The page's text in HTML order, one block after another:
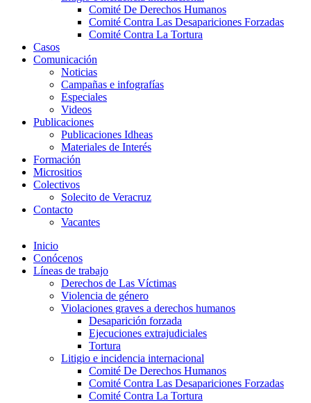
Comité De Derechos Humanos​
Comité Contra Las Desapariciones Forzadas
Comité Contra La Tortura​
Casos
Comunicación
Noticias
Campañas e infografías
Especiales
Videos
Publicaciones
Publicaciones Idheas
Materiales de Interés
Formación
Micrositios
Colectivos
Solecito de Veracruz
Contacto
Vacantes
Inicio
Conócenos
Líneas de trabajo
Derechos de Las Víctimas
Violencia de género
Violaciones graves a derechos humanos
Desaparición forzada​
Ejecuciones extrajudiciales
Tortura
Litigio e incidencia internacional
Comité De Derechos Humanos​
Comité Contra Las Desapariciones Forzadas
Comité Contra La Tortura​